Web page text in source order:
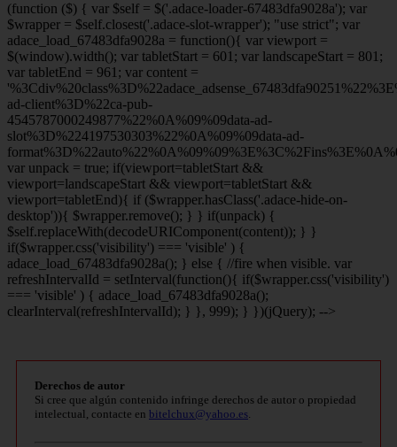
(function ($) { var $self = $('.adace-loader-67483dfa9028a'); var
$wrapper = $self.closest('.adace-slot-wrapper'); "use strict"; var
adace_load_67483dfa9028a = function(){ var viewport =
$(window).width(); var tabletStart = 601; var landscapeStart = 801;
var tabletEnd = 961; var content =
ad-client%3D%22ca-pub-
4545787000249877%22%0A%09%09data-ad-
slot%3D%224197530303%22%0A%09%09data-ad-
var unpack = true; if(viewport=tabletStart &&
viewport=landscapeStart && viewport=tabletStart &&
viewport=tabletEnd){ if ($wrapper.hasClass('.adace-hide-on-
desktop')){ $wrapper.remove(); } } if(unpack) {
$self.replaceWith(decodeURIComponent(content)); } }
if($wrapper.css('visibility') === 'visible' ) {
adace_load_67483dfa9028a(); } else { //fire when visible. var
refreshIntervalId = setInterval(function(){ if($wrapper.css('visibility')
=== 'visible' ) { adace_load_67483dfa9028a();
clearInterval(refreshIntervalId); } }, 999); } })(jQuery); -->
Derechos de autor
Si cree que algún contenido infringe derechos de autor o propiedad
intelectual, contacte en bitelchux@yahoo.es.